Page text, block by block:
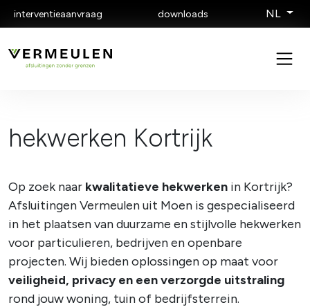
interventieaanvraag downloads NL
hekwerken Kortrijk
Op zoek naar kwalitatieve hekwerken in Kortrijk?
Afsluitingen Vermeulenuit Moen is gespecialiseerd
in het plaatsen van duurzame en stijlvolle hekwerken
voor particulieren, bedrijven en openbare
projecten. Wij bieden oplossingen op maat voor
veiligheid, privacy en een verzorgde uitstraling
rond jouw woning, tuin of bedrijfsterrein.